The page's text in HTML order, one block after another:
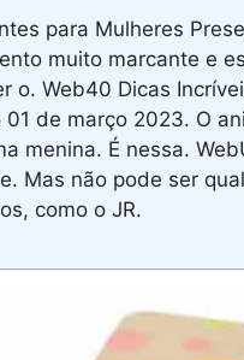
para Mulheres
muito marcante e
o. Web40 Dicas
01 de março 2023. O
menina. É nessa.
Mas não pode ser
como o JR.